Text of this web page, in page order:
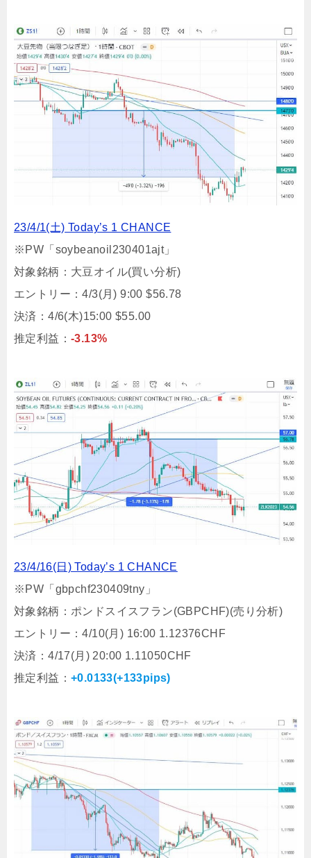
23/4/1(土) Today’s 1 CHANCE
※PW「soybeanoil230401ajt」
対象銘柄：大豆オイル(買い分析)
エントリー：4/3(月) 9:00 $56.78
決済：4/6(木)15:00 $55.00
推定利益： -3.13%
23/4/16(日) Today’s 1 CHANCE
※PW「gbpchf230409tny」
対象銘柄：ポンドスイスフラン(GBPCHF)(売り分析)
エントリー：4/10(月) 16:00 1.12376CHF
決済：4/17(月) 20:00 1.11050CHF
推定利益： +0.0133(+133pips)